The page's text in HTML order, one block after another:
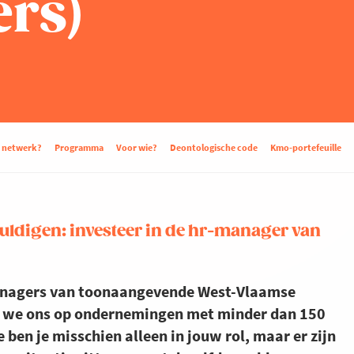
netwerk? Programma Voor wie? Deontologische code Kmo-portefeuille
investeer in de hr-manager van
van toonaangevende West-Vlaamse
ons op ondernemingen met minder dan 150
je misschien alleen in jouw rol, maar er zijn